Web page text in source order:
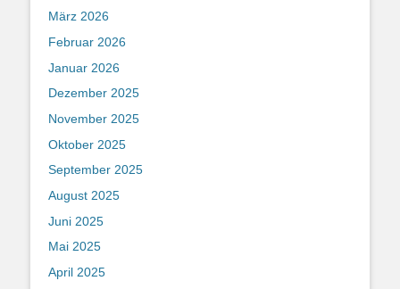
März 2026
Februar 2026
Januar 2026
Dezember 2025
November 2025
Oktober 2025
September 2025
August 2025
Juni 2025
Mai 2025
April 2025